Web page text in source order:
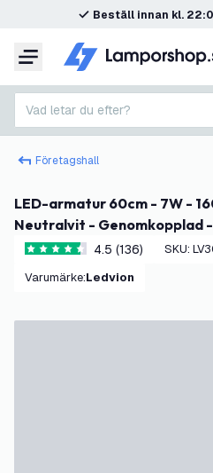
Beställ innan kl.
Meny
Vad letar du efter?
Företagshall
LED-armatur 60cm - 7W - 160lm/W - 4000K -
Neutralvit - Genomkopplad
4.5 stjärnbetyg4.5 (136) SKU:
Varumärke: Ledvion